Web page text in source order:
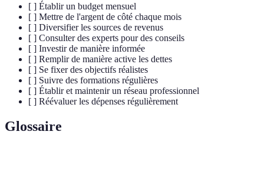
[ ] Établir un budget mensuel
[ ] Mettre de l'argent de côté chaque mois
[ ] Diversifier les sources de revenus
[ ] Consulter des experts pour des conseils
[ ] Investir de manière informée
[ ] Remplir de manière active les dettes
[ ] Se fixer des objectifs réalistes
[ ] Suivre des formations régulières
[ ] Établir et maintenir un réseau professionnel
[ ] Réévaluer les dépenses régulièrement
Glossaire